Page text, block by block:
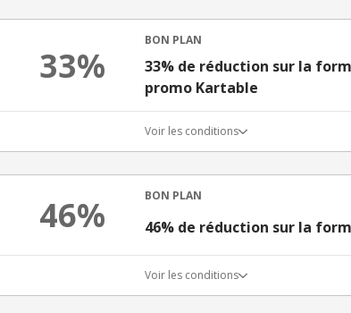
33%
BON PLAN
33% de réduction sur la
promo Kartable
Voir les conditions
46% BON PLAN
46% de réduction sur la
Voir les conditions